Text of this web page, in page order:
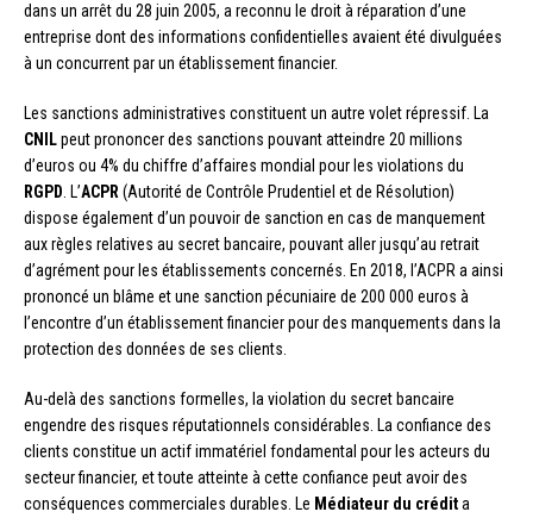
dans un arrêt du 28 juin 2005, a reconnu le droit à réparation d’une
entreprise dont des informations confidentielles avaient été divulguées
à un concurrent par un établissement financier.
Les sanctions administratives constituent un autre volet répressif. La
CNILpeut prononcer des sanctions pouvant atteindre 20 millions
d’euros ou 4% du chiffre d’affaires mondial pour les violations du
RGPD. L’ACPR(Autorité de Contrôle Prudentiel et de Résolution)
dispose également d’un pouvoir de sanction en cas de manquement
aux règles relatives au secret bancaire, pouvant aller jusqu’au retrait
d’agrément pour les établissements concernés. En 2018, l’ACPR a ainsi
prononcé un blâme et une sanction pécuniaire de 200 000 euros à
l’encontre d’un établissement financier pour des manquements dans la
protection des données de ses clients.
Au-delà des sanctions formelles, la violation du secret bancaire
engendre des risques réputationnels considérables. La confiance des
clients constitue un actif immatériel fondamental pour les acteurs du
secteur financier, et toute atteinte à cette confiance peut avoir des
conséquences commerciales durables. Le Médiateur du crédita